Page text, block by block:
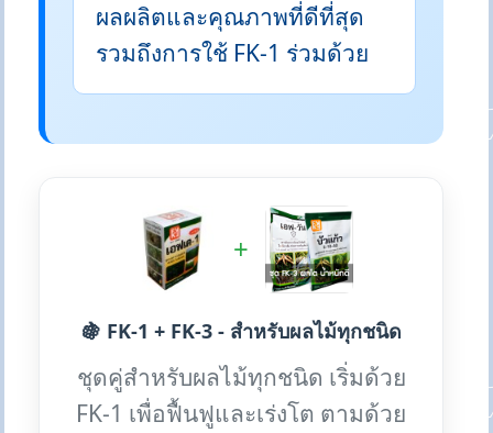
ผลผลิตและคุณภาพที่ดีที่สุด
รวมถึงการใช้ FK-1 ร่วมด้วย
+
🍇 FK-1 + FK-3 - สำหรับผลไม้ทุกชนิด
ชุดคู่สำหรับผลไม้ทุกชนิด เริ่มด้วย
FK-1 เพื่อฟื้นฟูและเร่งโต ตามด้วย